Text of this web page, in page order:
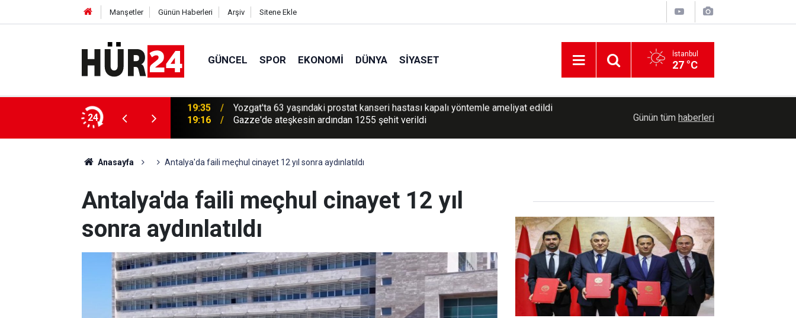
Manşetler Günün Haberleri Arşiv Sitene Ekle
GÜNCEL SPOR EKONOMI DÜNYA SIYASET İstanbul
27 °C
24
hastası kapalı yöntemle ameliyat edildi 19:16 Gazze'de ateşkesin ardından 1255 şehit verildi Mersin'de okullar yeni eğitim öğretim yılına
Günün tüm haberleri
Anasayfa Antalya'da faili meçhul cinayet 12 yıl sonra aydınlatıldı
Antalya'da faili meçhul cinayet 12 yıl
sonra aydınlatıldı